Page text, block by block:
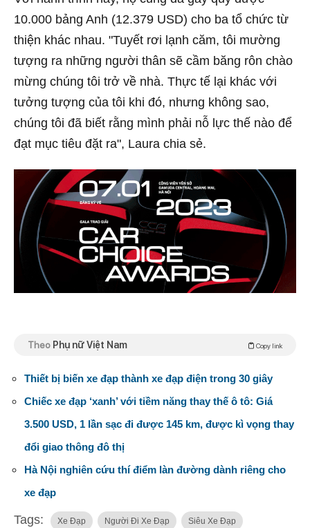
10.000 bảng Anh (12.379 USD) cho ba tổ chức từ
thiện khác nhau. "Tuyết rơi lạnh căm, tôi mường
tượng ra những người thân sẽ cầm băng rôn chào
mừng chúng tôi trở về nhà. Thực tế lại khác với
tưởng tượng của tôi khi đó, nhưng không sao,
chúng tôi đã biết rằng mình phải nỗ lực thế nào để
đạt mục tiêu đặt ra", Laura chia sẻ.
Theo Phụ nữ Việt Nam Copy link
Thiết bị biến xe đạp thành xe đạp điện trong 30 giây
Chiếc xe đạp ‘xanh’ với tiềm năng thay thế ô tô: Giá
3.500 USD, 1 lần sạc đi được 145 km, được kì vọng thay
đổi giao thông đô thị
Hà Nội nghiên cứu thí điểm làn đường dành riêng cho
xe đạp
Tags: Xe Đạp Người Đi Xe Đạp Siêu Xe Đạp